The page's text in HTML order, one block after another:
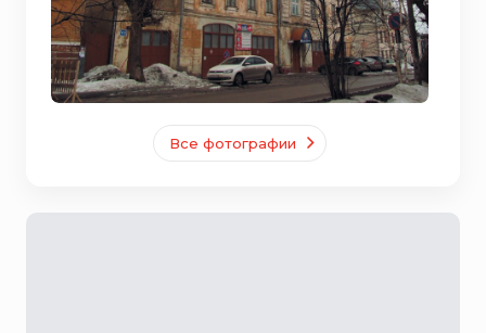
Все фотографии